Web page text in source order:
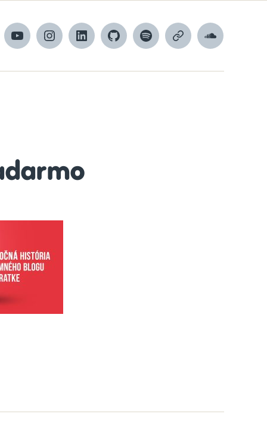
YouTubeInstagramLinkedInGitHubSpotifyApple
SoundCloud